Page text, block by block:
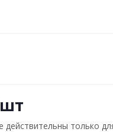
действительны только